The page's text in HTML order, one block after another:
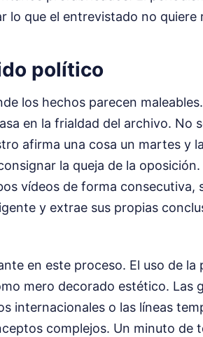
lo que el entrevistado no quiere
político
los hechos parecen
en la frialdad del archivo. No
afirma una cosa un martes y
la queja de la oposición.
vídeos de forma consecutiva,
y extrae sus propias
en este proceso. El uso de la
mero decorado estético. Las
internacionales o las líneas
complejos. Un minuto de